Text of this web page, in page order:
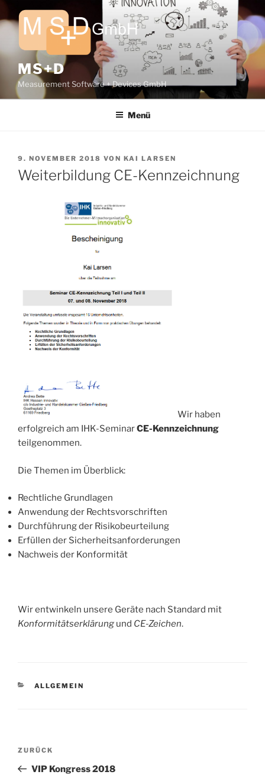
Inhalt
springen
MS+D
Measurement Software + Devices GmbH
Menü
VERÖFFENTLICHT
AM
9. NOVEMBER 2018 VON KAI LARSEN
Weiterbildung CE-Kennzeichnung
Wir haben
erfolgreich am IHK-SeminarCE-Kennzeichnung
teilgenommen.
Die Themen im Überblick:
Rechtliche Grundlagen
Anwendung der Rechtsvorschriften
Durchführung der Risikobeurteilung
Erfüllen der Sicherheitsanforderungen
Nachweis der Konformität
Wir entwinkeln unsere Geräte nach Standard mit
Konformitätserklärung und CE-Zeichen.
KATEGORIEN
ALLGEMEIN
Beitragsnavigation
Vorheriger
Beitrag
ZURÜCK
VIP Kongress 2018